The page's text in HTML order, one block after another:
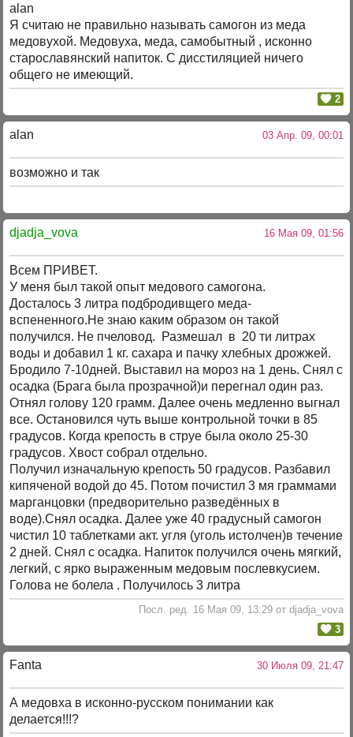
alan
Я считаю не правильно называть самогон из меда
медовухой. Медовуха, меда, самобытный , исконно
старославянский напиток. С дисстиляцией ничего
общего не имеющий.
2
alan 03 Апр. 09, 00:01
возможно и так
djadja_vova 16 Мая 09, 01:56
Всем ПРИВЕТ.
У меня был такой опыт медового самогона.
Досталось 3 литра подбродивщего меда-
вспененного.Не знаю каким образом он такой
получился. Не пчеловод. Размешал в 20 ти литрах
воды и добавил 1 кг. сахара и пачку хлебных дрожжей.
Бродило 7-10дней. Выставил на мороз на 1 день. Снял с
осадка (Брага была прозрачной)и перегнал один раз.
Отнял голову 120 грамм. Далее очень медленно выгнал
все. Остановился чуть выше контрольной точки в 85
градусов. Когда крепость в струе была около 25-30
градусов. Хвост собрал отдельно.
Получил изначальную крепость 50 градусов. Разбавил
кипяченой водой до 45. Потом почистил 3 мя граммами
марганцовки (предворительно разведённых в
воде).Снял осадка. Далее уже 40 градусный самогон
чистил 10 таблетками акт. угля (уголь истолчен)в течение
2 дней. Снял с осадка. Напиток получился очень мягкий,
легкий, с ярко выраженным медовым послевкусием.
Голова не болела . Получилось 3 литра
Посл. ред. 16 Мая 09, 13:29 от djadja_vova
3
Fanta 30 Июля 09, 21:47
А медовха в исконно-русском понимании как
делается!!!?